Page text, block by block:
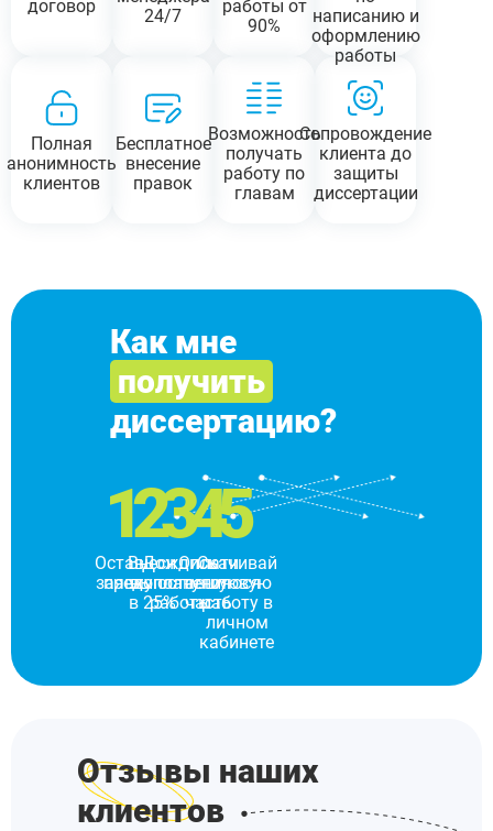
договор
24/7
работы от
90%
написанию и
оформлению
работы
Полная
анонимность
клиентов
Бесплатное
внесение
правок
Возможность
получать
работу по
главам
Сопровождение
клиента до
защиты
диссертации
Как мне
получить
диссертацию?
1
Оставь
заявку
2
Внеси
предоплату
в 25%
3
Дождись
выполнения
работы
4
Оплати
оставшуюся
часть
5
Скачивай
готовую
работу в
личном
кабинете
Отзывы наших
клиентов